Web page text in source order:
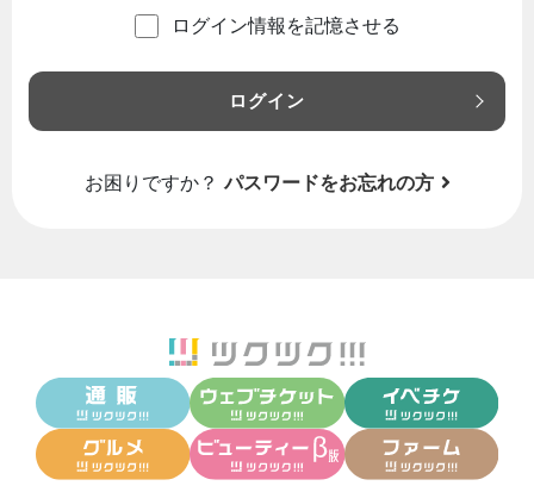
ログイン情報を記憶させる
ログイン
お困りですか？ パスワードをお忘れの方